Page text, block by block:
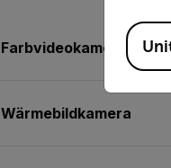
Farbvideokamera
Wärmebildkamera